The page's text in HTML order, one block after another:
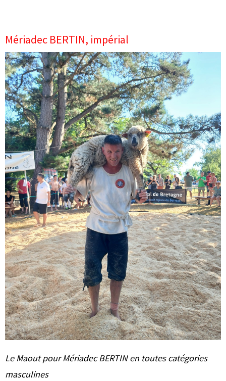
Mériadec BERTIN, impérial
Le Maout pour Mériadec BERTIN en toutes catégories
masculines